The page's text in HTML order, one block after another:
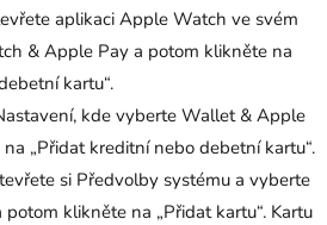
aplikaci Apple Watch ve svém
& Apple Pay a potom klikněte na
kartu“.
kde vyberte Wallet & Apple
„Přidat kreditní nebo debetní kartu“.
si Předvolby systému a vyberte
klikněte na „Přidat kartu“. Kartu